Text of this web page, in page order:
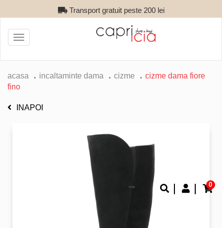
Transport gratuit peste 200 lei
0
Toggle
navigation
acasa incaltaminte dama cizme
cizme dama fiore
fino
INAPOI